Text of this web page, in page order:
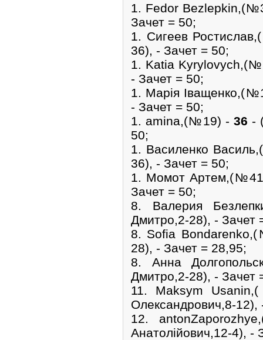
1. Fedor
Зачет = 50;
1. Сигеев
36), - Зачет = 50;
1. Katia
- Зачет = 50;
1. Марія
- Зачет = 50;
1. amina,(№19) - 36 -
50;
1. Василенко
36), - Зачет = 50;
1. Момот
Зачет = 50;
8. Валерия
Дмитро,2-28), - Зачет
8. Sofia
28), - Зачет = 28,95;
8. Анна
Дмитро,2-28), - Зачет
11. Maksym
Олександрович,8-12),
12.
Анатолійович,12-4), -